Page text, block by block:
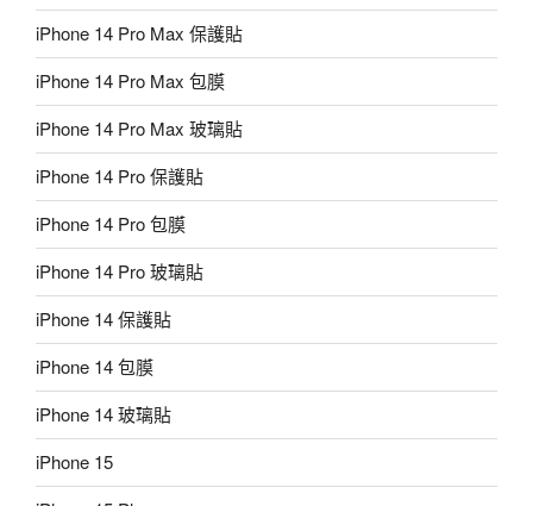
iPhone 14 Pro Max 保護貼
iPhone 14 Pro Max 包膜
iPhone 14 Pro Max 玻璃貼
iPhone 14 Pro 保護貼
iPhone 14 Pro 包膜
iPhone 14 Pro 玻璃貼
iPhone 14 保護貼
iPhone 14 包膜
iPhone 14 玻璃貼
iPhone 15